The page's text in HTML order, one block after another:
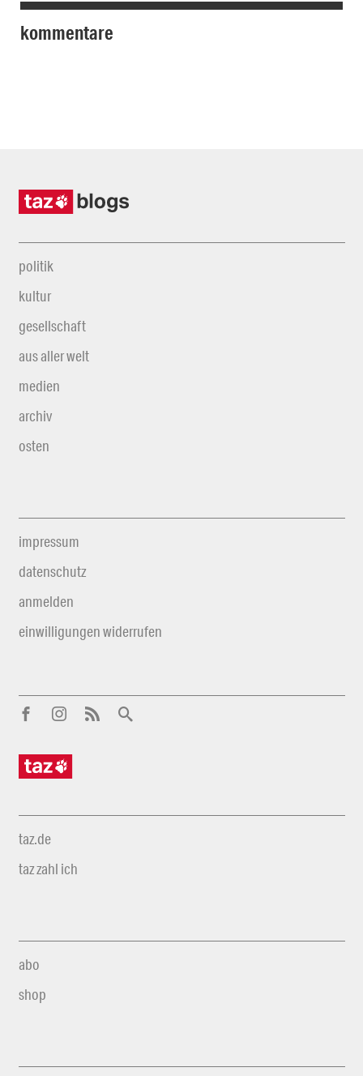
kommentare
politik
kultur
gesellschaft
aus aller welt
medien
archiv
osten
impressum
datenschutz
anmelden
einwilligungen widerrufen
taz.de
taz zahl ich
abo
shop